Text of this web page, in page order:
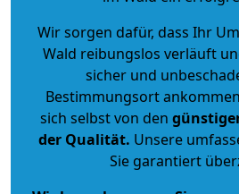
Wir sorgen dafür, dass Ihr
Wald reibungslos verläuft
sicher und
Bestimmungsort
sich selbst von den
der Qualität. Unsere
Sie garantiert